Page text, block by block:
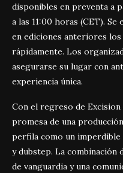
disponibles en preventa a
a las 11:00 horas (CET). Se
en ediciones anteriores
rápidamente. Los
asegurarse su lugar con
experiencia única.
Con el regreso de Excision
promesa de una
perfila como un imperdible
y dubstep. La combinación
de vanguardia y una